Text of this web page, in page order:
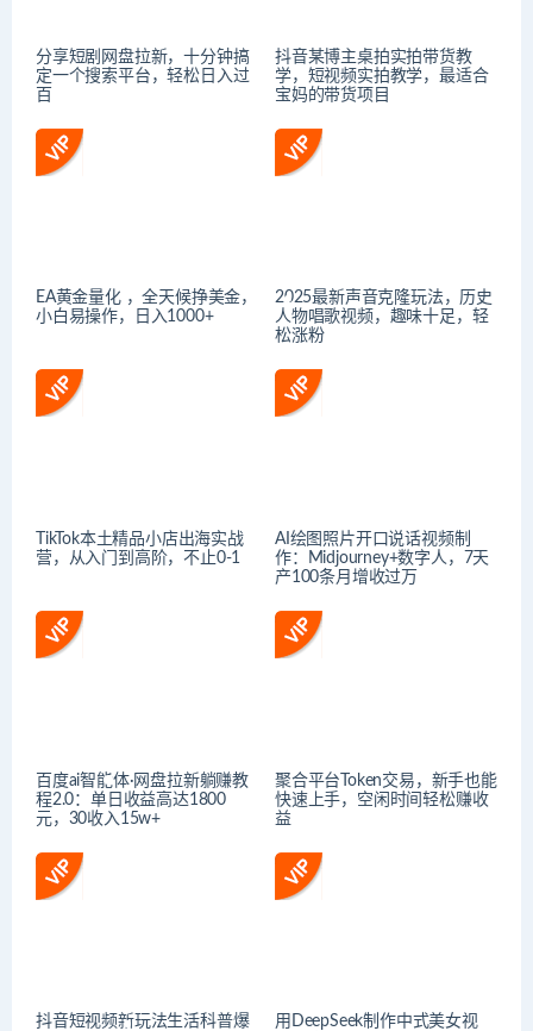
分享短剧网盘拉新，十分钟搞
定一个搜索平台，轻松日入过
百
抖音某博主桌拍实拍带货教
学，短视频实拍教学，最适合
宝妈的带货项目
EA黄金量化 ，全天候挣美金，
小白易操作，日入1000+
2025最新声音克隆玩法，历史
人物唱歌视频，趣味十足，轻
松涨粉
TikTok本土精品小店出海实战
营，从入门到高阶，不止0-1
AI绘图照片开口说话视频制
作：Midjourney+数字人，7天
产100条月增收过万
百度ai智能体·网盘拉新躺赚教
程2.0：单日收益高达1800
元，30收入15w+
聚合平台Token交易，新手也能
快速上手，空闲时间轻松赚收
益
抖音短视频新玩法生活科普爆 用DeepSeek制作中式美女视